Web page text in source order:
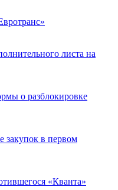
листа на
о разблокировке
закупок в первом
«Кванта»